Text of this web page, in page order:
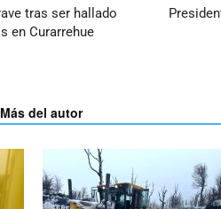
tras ser hallado
en Curarrehue
Más del autor